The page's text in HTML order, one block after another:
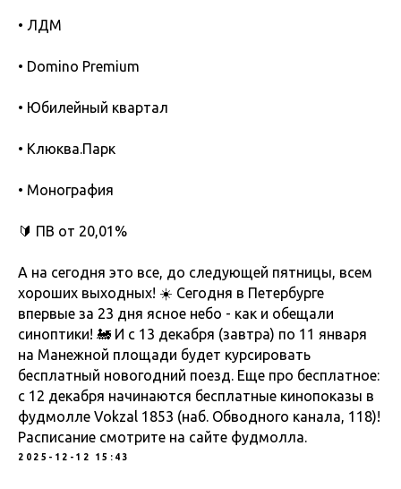
• ЛДМ
• Domino Premium
• Юбилейный квартал
• Клюква.Парк
• Монография
🔰 ПВ от 20,01%
А на сегодня это все, до следующей пятницы, всем
хороших выходных! ☀️ Сегодня в Петербурге
впервые за 23 дня ясное небо - как и обещали
синоптики! 🚂 И с 13 декабря (завтра) по 11 января
на Манежной площади будет курсировать
бесплатный новогодний поезд. Еще про бесплатное:
с 12 декабря начинаются бесплатные кинопоказы в
фудмолле Vokzal 1853 (наб. Обводного канала, 118)!
Расписание смотрите на сайте фудмолла.
2025-12-12 15:43